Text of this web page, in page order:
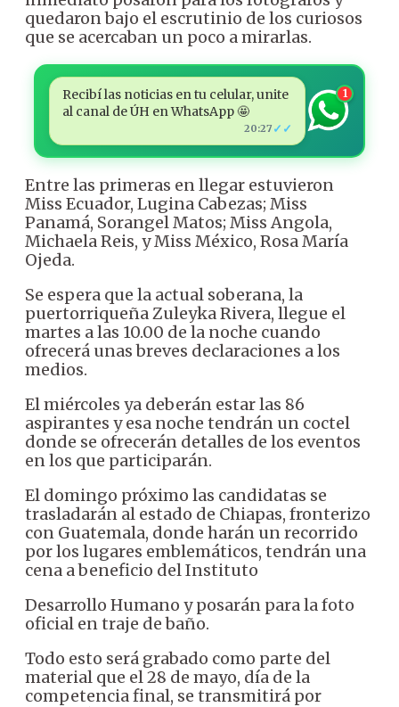
quedaron bajo el escrutinio de los curiosos
que se acercaban un poco a mirarlas.
Recibí las noticias en tu celular, unite
al canal de ÚH en WhatsApp 🤩
20:27 ✓✓
1
Entre las primeras en llegar estuvieron
Miss Ecuador, Lugina Cabezas; Miss
Panamá, Sorangel Matos; Miss Angola,
Michaela Reis, y Miss México, Rosa María
Ojeda.
Se espera que la actual soberana, la
puertorriqueña Zuleyka Rivera, llegue el
martes a las 10.00 de la noche cuando
ofrecerá unas breves declaraciones a los
medios.
El miércoles ya deberán estar las 86
aspirantes y esa noche tendrán un coctel
donde se ofrecerán detalles de los eventos
en los que participarán.
El domingo próximo las candidatas se
trasladarán al estado de Chiapas, fronterizo
con Guatemala, donde harán un recorrido
por los lugares emblemáticos, tendrán una
cena a beneficio del Instituto
Desarrollo Humano y posarán para la foto
oficial en traje de baño.
Todo esto será grabado como parte del
material que el 28 de mayo, día de la
competencia final, se transmitirá por